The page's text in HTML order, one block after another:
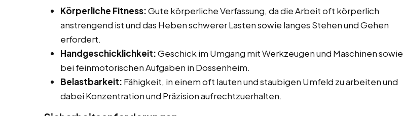
Körperliche Fitness:Gute körperliche Verfassung, da die Arbeit oft körperlich
anstrengend ist und das Heben schwerer Lasten sowie langes Stehen und Gehen
erfordert.
Handgeschicklichkeit:Geschick im Umgang mit Werkzeugen und Maschinen sowie
bei feinmotorischen Aufgaben in Dossenheim.
Belastbarkeit: Fähigkeit, in einem oft lauten und staubigen Umfeld zu arbeiten und
dabei Konzentration und Präzision aufrechtzuerhalten.